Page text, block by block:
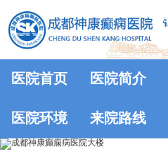
医院首页 医院简介
医院环境 来院路线